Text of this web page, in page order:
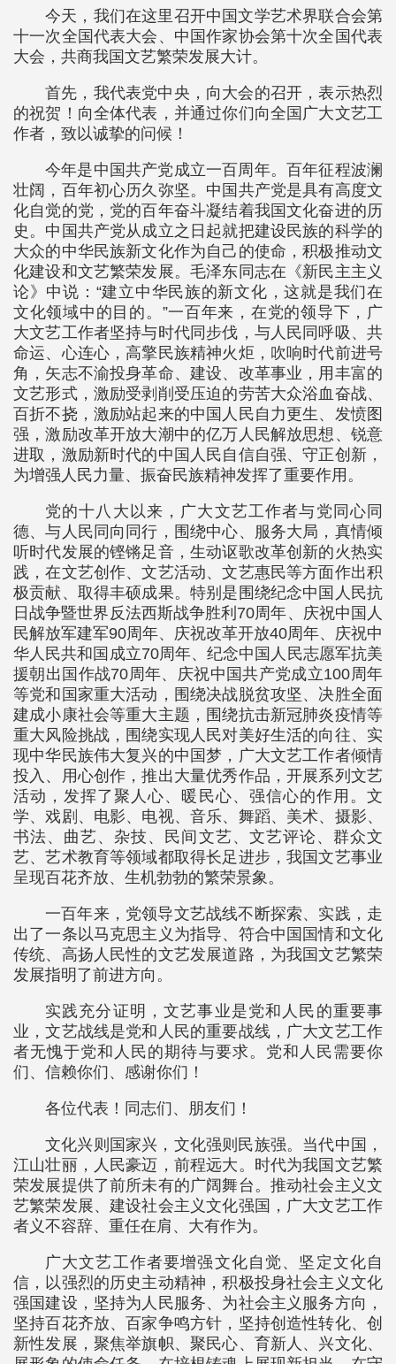
今天，我们在这里召开中国文学艺术界联合会第
十一次全国代表大会、中国作家协会第十次全国代表
大会，共商我国文艺繁荣发展大计。
首先，我代表党中央，向大会的召开，表示热烈
的祝贺！向全体代表，并通过你们向全国广大文艺工
作者，致以诚挚的问候！
今年是中国共产党成立一百周年。百年征程波澜
壮阔，百年初心历久弥坚。中国共产党是具有高度文
化自觉的党，党的百年奋斗凝结着我国文化奋进的历
史。中国共产党从成立之日起就把建设民族的科学的
大众的中华民族新文化作为自己的使命，积极推动文
化建设和文艺繁荣发展。毛泽东同志在《新民主主义
论》中说：“建立中华民族的新文化，这就是我们在
文化领域中的目的。”一百年来，在党的领导下，广
大文艺工作者坚持与时代同步伐，与人民同呼吸、共
命运、心连心，高擎民族精神火炬，吹响时代前进号
角，矢志不渝投身革命、建设、改革事业，用丰富的
文艺形式，激励受剥削受压迫的劳苦大众浴血奋战、
百折不挠，激励站起来的中国人民自力更生、发愤图
强，激励改革开放大潮中的亿万人民解放思想、锐意
进取，激励新时代的中国人民自信自强、守正创新，
为增强人民力量、振奋民族精神发挥了重要作用。
党的十八大以来，广大文艺工作者与党同心同
德、与人民同向同行，围绕中心、服务大局，真情倾
听时代发展的铿锵足音，生动讴歌改革创新的火热实
践，在文艺创作、文艺活动、文艺惠民等方面作出积
极贡献、取得丰硕成果。特别是围绕纪念中国人民抗
日战争暨世界反法西斯战争胜利70周年、庆祝中国人
民解放军建军90周年、庆祝改革开放40周年、庆祝中
华人民共和国成立70周年、纪念中国人民志愿军抗美
援朝出国作战70周年、庆祝中国共产党成立100周年
等党和国家重大活动，围绕决战脱贫攻坚、决胜全面
建成小康社会等重大主题，围绕抗击新冠肺炎疫情等
重大风险挑战，围绕实现人民对美好生活的向往、实
现中华民族伟大复兴的中国梦，广大文艺工作者倾情
投入、用心创作，推出大量优秀作品，开展系列文艺
活动，发挥了聚人心、暖民心、强信心的作用。文
学、戏剧、电影、电视、音乐、舞蹈、美术、摄影、
书法、曲艺、杂技、民间文艺、文艺评论、群众文
艺、艺术教育等领域都取得长足进步，我国文艺事业
呈现百花齐放、生机勃勃的繁荣景象。
一百年来，党领导文艺战线不断探索、实践，走
出了一条以马克思主义为指导、符合中国国情和文化
传统、高扬人民性的文艺发展道路，为我国文艺繁荣
发展指明了前进方向。
实践充分证明，文艺事业是党和人民的重要事
业，文艺战线是党和人民的重要战线，广大文艺工作
者无愧于党和人民的期待与要求。党和人民需要你
们、信赖你们、感谢你们！
各位代表！同志们、朋友们！
文化兴则国家兴，文化强则民族强。当代中国，
江山壮丽，人民豪迈，前程远大。时代为我国文艺繁
荣发展提供了前所未有的广阔舞台。推动社会主义文
艺繁荣发展、建设社会主义文化强国，广大文艺工作
者义不容辞、重任在肩、大有作为。
广大文艺工作者要增强文化自觉、坚定文化自
信，以强烈的历史主动精神，积极投身社会主义文化
强国建设，坚持为人民服务、为社会主义服务方向，
坚持百花齐放、百家争鸣方针，坚持创造性转化、创
新性发展，聚焦举旗帜、聚民心、育新人、兴文化、